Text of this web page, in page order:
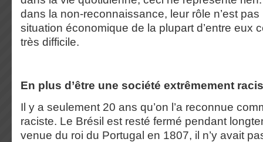
dans la non-reconnaissance, leur rôle n’est
situation économique de la plupart d’entre eux
très difficile.
En plus d’être une société extrêmement
Il y a seulement 20 ans qu’on l’a reconnue
raciste. Le Brésil est resté fermé pendant
venue du roi du Portugal en 1807, il n’y avait